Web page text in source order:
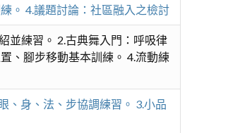
。 4.議題討論：社區融入之檢討
並練習。 2.古典舞入門：呼吸律
、腳步移動基本訓練。 4.流動練
、身、法、步協調練習。 3.小品